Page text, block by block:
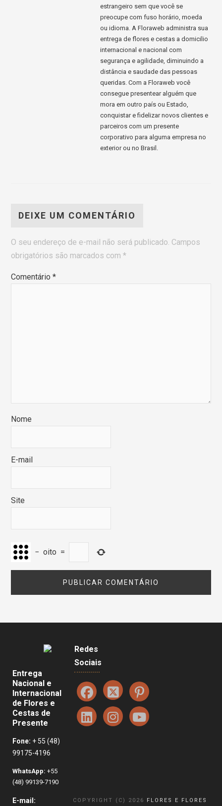
estrangeiro sem que você se
preocupe com fuso horário, moeda
ou idioma. A Floraweb administra sua
entrega de flores e cestas a domicilio
internacional e nacional com
segurança e agilidade, diminuindo a
distância e saudade das pessoas
queridas. Com a Floraweb você
consegue presentear alguém que
mora em outro país ou Estado,
conquistar e fidelizar novos clientes e
parceiros com um presente
corporativo para alguma empresa no
exterior ou no Brasil.
DEIXE UM COMENTÁRIO
O seu endereço de e-mail não será publicado. Campos
obrigatórios são marcados com*
Comentário*
Nome
E-mail
Site
− oito =
Entrega
Nacional e
Internacional
de Flores e
Cestas de
Presente
Fone: + 55 (48)
99175-4196
WhatsApp: +55
(48) 99139-7190
E-mail:
Redes
Sociais
COPYRIGHT (C) 2026 FLORES E FLORES